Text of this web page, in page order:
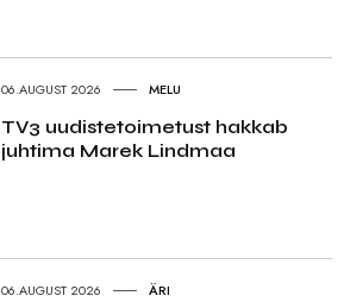
06.AUGUST 2026 MELU
TV3 uudistetoimetust hakkab
juhtima Marek Lindmaa
06.AUGUST 2026 ÄRI